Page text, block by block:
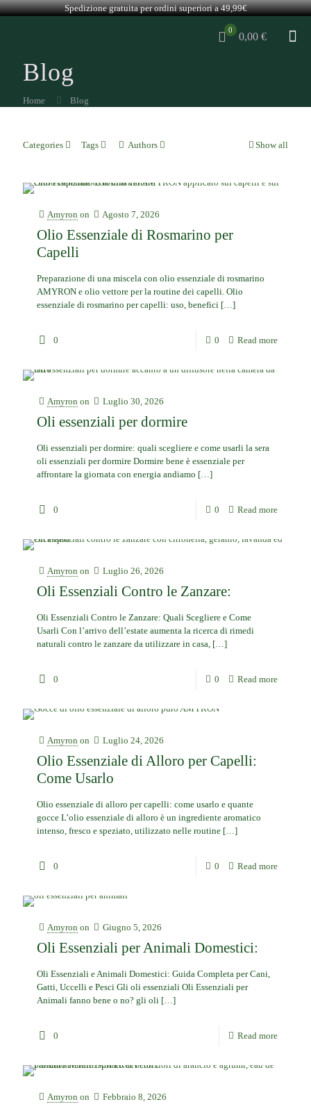
Spedizione gratuita per ordini superiori a 49,99€
0
0,00 €
Blog
Home Blog
Categories Tags Authors Show all
Amyron on Agosto 7, 2026
Olio Essenziale di Rosmarino per
Capelli
Preparazione di una miscela con olio essenziale di rosmarino
AMYRON e olio vettore per la routine dei capelli. Olio
essenziale di rosmarino per capelli: uso, benefici […]
0 0 Read more
Amyron on Luglio 30, 2026
Oli essenziali per dormire
Oli essenziali per dormire: quali scegliere e come usarli la sera
oli essenziali per dormire Dormire bene è essenziale per
affrontare la giornata con energia andiamo […]
0 0 Read more
Amyron on Luglio 26, 2026
Oli Essenziali Contro le Zanzare:
Oli Essenziali Contro le Zanzare: Quali Scegliere e Come
Usarli Con l’arrivo dell’estate aumenta la ricerca di rimedi
naturali contro le zanzare da utilizzare in casa, […]
0 0 Read more
Amyron on Luglio 24, 2026
Olio Essenziale di Alloro per Capelli:
Come Usarlo
Olio essenziale di alloro per capelli: come usarlo e quante
gocce L’olio essenziale di alloro è un ingrediente aromatico
intenso, fresco e speziato, utilizzato nelle routine […]
0 0 Read more
Amyron on Giugno 5, 2026
Oli Essenziali per Animali Domestici:
Oli Essenziali e Animali Domestici: Guida Completa per Cani,
Gatti, Uccelli e Pesci Gli oli essenziali Oli Essenziali per
Animali fanno bene o no? gli oli […]
0 Read more
Amyron on Febbraio 8, 2026